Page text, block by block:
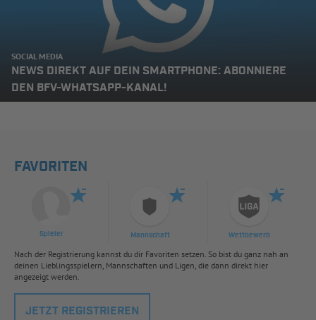
SOCIAL MEDIA
NEWS DIREKT AUF DEIN SMARTPHONE: ABONNIERE
DEN BFV-WHATSAPP-KANAL!
FAVORITEN
Spieler Mannschaft Wettbewerb
Nach der Registrierung kannst du dir Favoriten setzen. So bist du ganz nah an
deinen Lieblingsspielern, Mannschaften und Ligen, die dann direkt hier
angezeigt werden.
JETZT REGISTRIEREN